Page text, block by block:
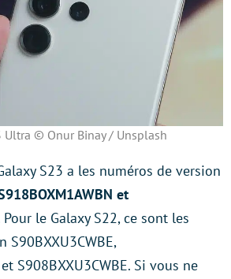
Ultra © Onur Binay / Unsplash
S23 a les numéros de version
et
Pour le Galaxy S22, ce sont les
S90BXXU3CWBE,
S908BXXU3CWBE. Si vous ne